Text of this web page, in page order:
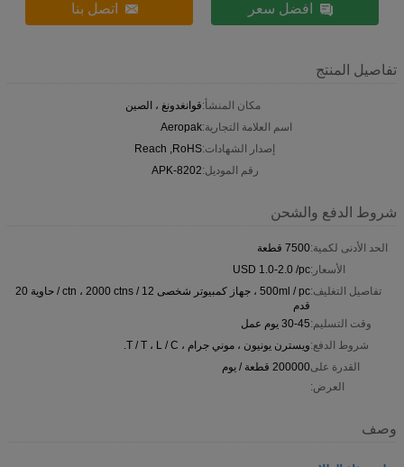
افضل سعر اتصل بنا
تفاصيل المنتج
مكان المنشأ:قوانغدونغ ، الصين
اسم العلامة التجارية:Aeropak
إصدار الشهادات:Reach ,RoHS
رقم الموديل:APK-8202
شروط الدفع والشحن
الحد الأدنى لكمية:7500 قطعة
الأسعار:USD 1.0-2.0 /pc
تفاصيل التغليف:
500ml / pc ، جهاز كمبيوتر شخصى 12 / ctn ، 2000 ctns / حاوية 20
قدم
وقت التسليم:30-45 يوم عمل
شروط الدفع:ويسترن يونيون ، موني جرام ، T / T ، L / C.
القدرة على
العرض:
200000 قطعة / يوم
وصف